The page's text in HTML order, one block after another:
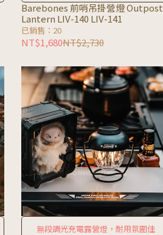
Barebones 前哨吊掛營燈 Outpost
Lantern LIV-140 LIV-141
已銷售：20
NT$1,680NT$2,730
無段調光充電露營燈，耐用氛圍佳